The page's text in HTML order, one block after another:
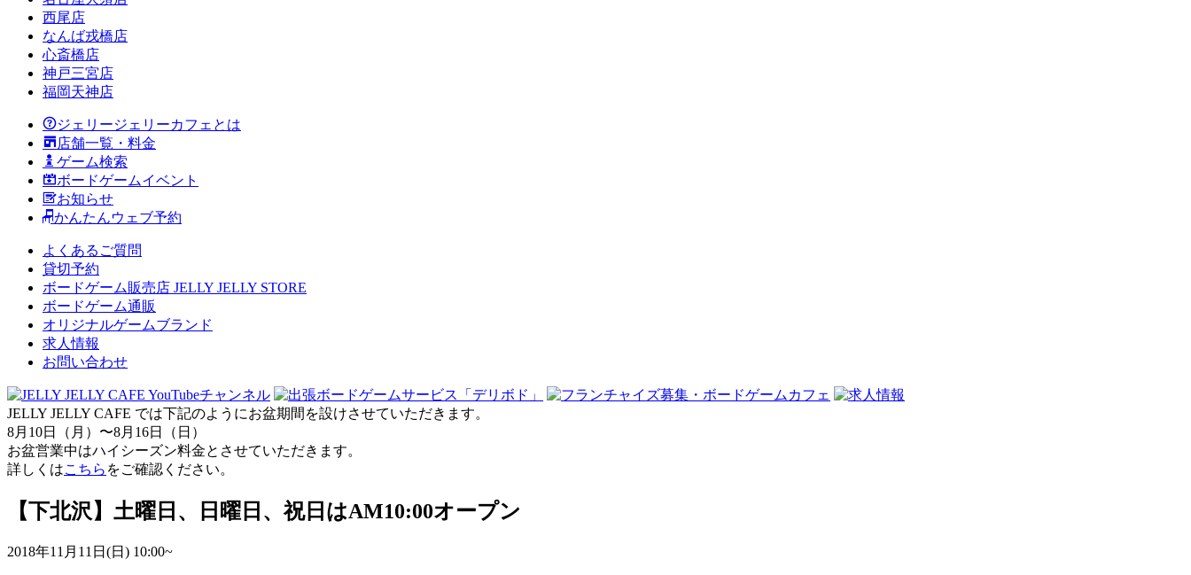
西尾店
なんば戎橋店
心斎橋店
神戸三宮店
福岡天神店
ジェリージェリーカフェとは
店舗一覧・料金
ゲーム検索
ボードゲームイベント
お知らせ
かんたんウェブ予約
よくあるご質問
貸切予約
ボードゲーム販売店 JELLY JELLY STORE
ボードゲーム通販
オリジナルゲームブランド
求人情報
お問い合わせ
JELLY JELLY CAFE では下記のようにお盆期間を設けさせていただきます。
8月10日（月）〜8月16日（日）
お盆営業中はハイシーズン料金とさせていただきます。
詳しくはこちら をご確認ください。
【下北沢】土曜日、日曜日、祝日はAM10:00オープン
2018年11月11日(日) 10:00~